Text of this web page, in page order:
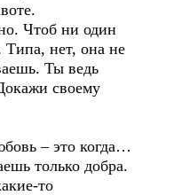
Чтоб ни один
Типа, нет, она не
Ты ведь
своему
– это когда…
только добра.
то